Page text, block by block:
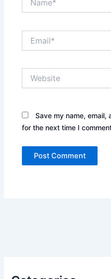
Save my name,
for the next time I